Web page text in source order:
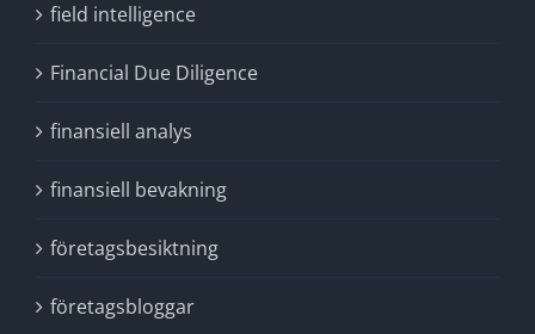
field intelligence
Financial Due Diligence
finansiell analys
finansiell bevakning
företagsbesiktning
företagsbloggar